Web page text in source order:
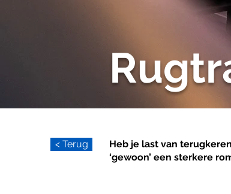
< Terug
Heb je last van
‘gewoon’ een sterkere